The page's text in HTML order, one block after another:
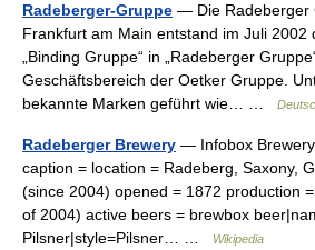
Radeberger-Gruppe — Die Radeberger
Frankfurt am Main entstand im Juli 2002
„Binding Gruppe“ in „Radeberger
Geschäftsbereich der Oetker Gruppe.
bekannte Marken geführt wie… …
Radeberger Brewery — Infobox
caption = location = Radeberg, Saxony,
(since 2004) opened = 1872 production
of 2004) active beers = brewbox
Pilsner|style=Pilsner… …
Wikipedia